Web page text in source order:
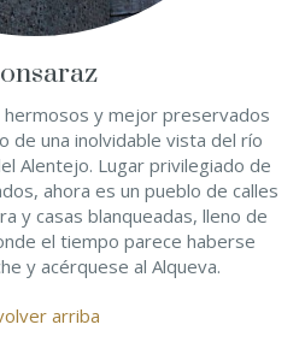
hermosos y mejor preservados
de una inolvidable vista del río
Alentejo. Lugar privilegiado de
ahora es un pueblo de calles
y casas blanqueadas, lleno de
el tiempo parece haberse
y acérquese al Alqueva.
arriba